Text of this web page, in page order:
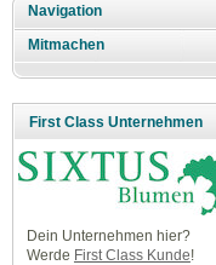
Navigation
Mitmachen
First Class Unternehmen
Dein Unternehmen hier?
Werde First Class Kunde!